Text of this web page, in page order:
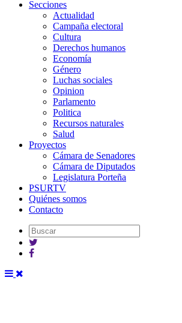
Secciones
Actualidad
Campaña electoral
Cultura
Derechos humanos
Economía
Género
Luchas sociales
Opinion
Parlamento
Politica
Recursos naturales
Salud
Proyectos
Cámara de Senadores
Cámara de Diputados
Legislatura Porteña
PSURTV
Quiénes somos
Contacto